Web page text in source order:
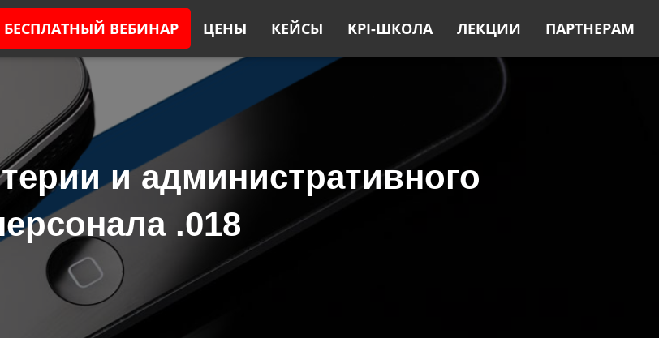
БЕСПЛАТНЫЙ ВЕБИНАР ЦЕНЫ КЕЙСЫ KPI-ШКОЛА ЛЕКЦИИ ПАРТНЕРАМ
и административного
.018